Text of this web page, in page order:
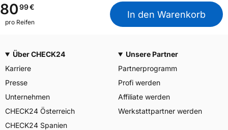
Motorrad Kennzeichnung
M/C
Nein
Allgemeine Produktsicherheit (GPSR)
Herstellerkontakt
Deutschland, info@mefo.de,
+49(0)9723-9191-0
8099€
pro Reifen
In den Warenkorb
Über CHECK24
Karriere
Presse
Unternehmen
CHECK24 Österreich
CHECK24 Spanien
Unsere Partner
Partnerprogramm
Profi werden
Affiliate werden
Werkstattpartner werden